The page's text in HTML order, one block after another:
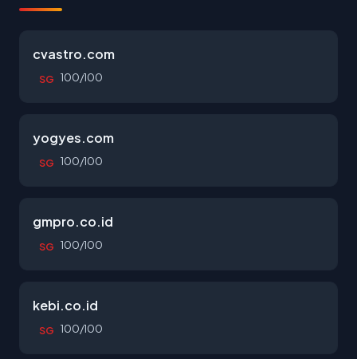
cvastro.com
SG 100/100
yogyes.com
SG 100/100
gmpro.co.id
SG 100/100
kebi.co.id
SG 100/100